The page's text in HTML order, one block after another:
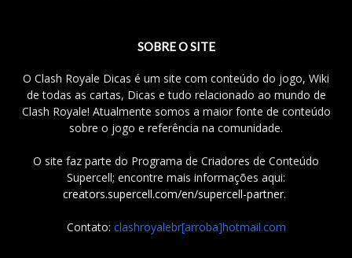
SOBRE O SITE
O Clash Royale Dicas é um site com conteúdo do jogo, Wiki
de todas as cartas, Dicas e tudo relacionado ao mundo de
Clash Royale! Atualmente somos a maior fonte de conteúdo
sobre o jogo e referência na comunidade.
O site faz parte do Programa de Criadores de Conteúdo
Supercell; encontre mais informações aqui:
creators.supercell.com/en/supercell-partner.
Contato: clashroyalebr[arroba]hotmail.com